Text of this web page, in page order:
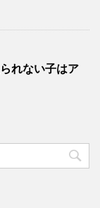
れない子はア